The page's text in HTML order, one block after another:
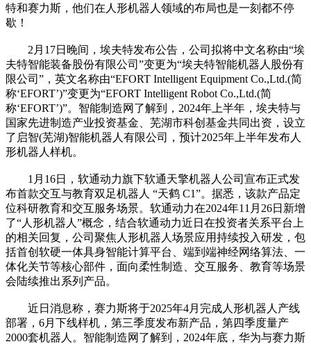
特和赛力斯，他们在人形机器人领域的布局也是一刻都不停
歇！
2月17日晚间，埃夫特发布公告，公司拟将中文名称由“埃
夫特智能装备股份有限公司”变更为“埃夫特智能机器人股份有
限公司”，英文名称由“EFORT Intelligent Equipment Co.,Ltd.(简
称‘EFORT’)”变更为“EFORT Intelligent Robot Co.,Ltd.(简
称‘EFORT’)”。智能制造网了解到，2024年上半年，埃夫特与
国家先进制造产业投资基金、芜湖市科创基金共同出资，设立
了启智(芜湖)智能机器人有限公司，预计2025年上半年发布人
形机器人样机。
1月16日，软通动力旗下软通天擎机器人公司宣布正式发
布首款交互与教育双足机器人 “天鹤 C1”。据悉，该款产品定
位科研教育和交互服务场景。软通动力在2024年11月26日新增
了“人形机器人”概念，结合软通动力近日在投资者关系平台上
的相关回复，公司聚焦人形机器人场景应用持续投入研发，包
括首创软硬一体具身智能计算平台、端到端神经网络算法、一
体化关节等核心部件，面向柔性制造、交互服务、教育等场景
会陆续推出系列产品。
近日消息称，赛力斯将于2025年4月完成人形机器人产线
部署，6月下线样机，第三季度发布新产品，第四季度量产
2000套机器人。智能制造网了解到，2024年底，华为与赛力斯